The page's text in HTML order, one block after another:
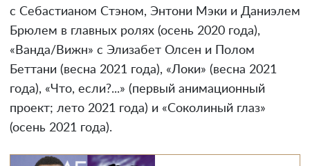
с Себастианом Стэном, Энтони Мэки и Даниэлем
Брюлем в главных ролях (осень 2020 года),
«Ванда/Вижн» с Элизабет Олсен и Полом
Беттани (весна 2021 года), «Локи» (весна 2021
года), «Что, если?...» (первый анимационный
проект; лето 2021 года) и «Соколиный глаз»
(осень 2021 года).